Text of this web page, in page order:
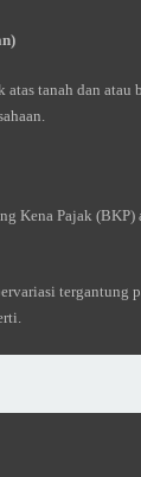
tanah dan atau
Kena Pajak (BKP)
tergantung